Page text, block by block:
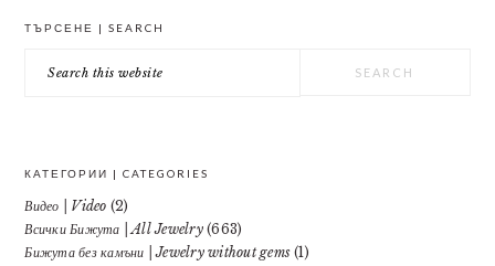
ТЪРСЕНЕ | SEARCH
this
КАТЕГОРИИ | CATEGORIES
Видео | Video (2)
Всички Бижута | All Jewelry(663)
Бижута без камъни | Jewelry without gems (1)